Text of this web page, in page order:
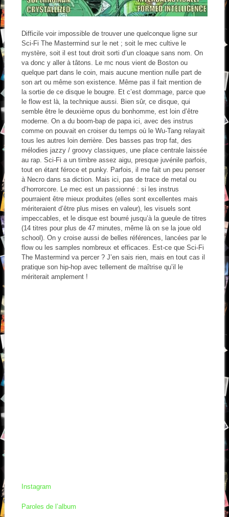
Difficile voir impossible de trouver une quelconque ligne sur
Sci-Fi The Mastermind sur le net ; soit le mec cultive le
mystère, soit il est tout droit sorti d’un cloaque sans nom. On
va donc y aller à tâtons. Le mc nous vient de Boston ou
quelque part dans le coin, mais aucune mention nulle part de
son art ou même son existence. Même pas il fait mention de
la sortie de ce disque le bougre. Et c’est dommage, parce que
le flow est là, la technique aussi. Bien sûr, ce disque, qui
semble être le deuxième opus du bonhomme, est loin d’être
moderne. On a du boom-bap de papa ici, avec des instrus
comme on pouvait en croiser du temps où le Wu-Tang relayait
tous les autres loin derrière. Des basses pas trop fat, des
mélodies jazzy / groovy classiques, une place centrale laissée
au rap. Sci-Fi a un timbre assez aigu, presque juvénile parfois,
tout en étant féroce et punky. Parfois, il me fait un peu penser
à Necro dans sa diction. Mais ici, pas de trace de metal ou
d’horrorcore. Le mec est un passionné : si les instrus
pourraient être mieux produites (elles sont excellentes mais
mériteraient d’être plus mises en valeur), les visuels sont
impeccables, et le disque est bourré jusqu’à la gueule de titres
(14 titres pour plus de 47 minutes, même là on se la joue old
school). On y croise aussi de belles références, lancées par le
flow ou les samples nombreux et efficaces. Est-ce que Sci-Fi
The Mastermind va percer ? J’en sais rien, mais en tout cas il
pratique son hip-hop avec tellement de maîtrise qu’il le
mériterait amplement !
Instagram
Paroles de l’album